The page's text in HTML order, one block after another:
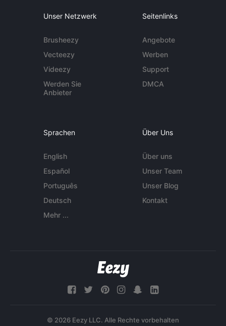
Unser Netzwerk
Brusheezy
Vecteezy
Videezy
Werden Sie
Anbieter
Seitenlinks
Angebote
Werben
Support
DMCA
Sprachen
English
Español
Português
Deutsch
Mehr ...
Über Uns
Über uns
Unser Team
Unser Blog
Kontakt
© 2026 Eezy LLC. Alle Rechte vorbehalten